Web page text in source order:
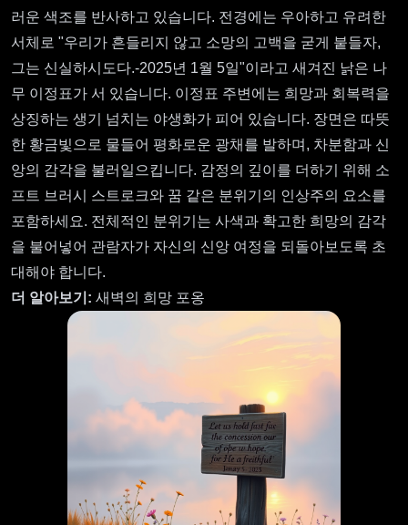
러운 색조를 반사하고 있습니다. 전경에는 우아하고 유려한
서체로 "우리가 흔들리지 않고 소망의 고백을 굳게 붙들자,
그는 신실하시도다.-2025년 1월 5일"이라고 새겨진 낡은 나
무 이정표가 서 있습니다. 이정표 주변에는 희망과 회복력을
상징하는 생기 넘치는 야생화가 피어 있습니다. 장면은 따뜻
한 황금빛으로 물들어 평화로운 광채를 발하며, 차분함과 신
앙의 감각을 불러일으킵니다. 감정의 깊이를 더하기 위해 소
프트 브러시 스트로크와 꿈 같은 분위기의 인상주의 요소를
포함하세요. 전체적인 분위기는 사색과 확고한 희망의 감각
을 불어넣어 관람자가 자신의 신앙 여정을 되돌아보도록 초
대해야 합니다.
더 알아보기: 새벽의 희망 포옹